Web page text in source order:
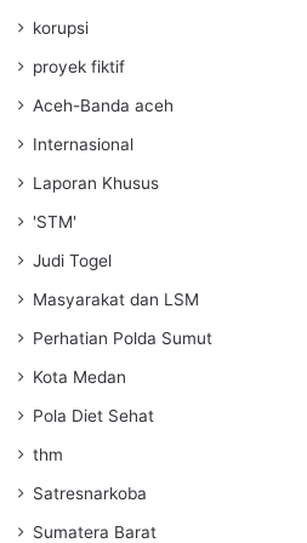
korupsi
proyek fiktif
Aceh-Banda aceh
Internasional
Laporan Khusus
'STM'
Judi Togel
Masyarakat dan LSM
Perhatian Polda Sumut
Kota Medan
Pola Diet Sehat
thm
Satresnarkoba
Sumatera Barat